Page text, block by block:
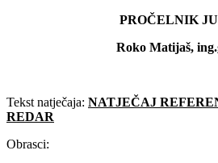
PROČELNIK
Roko Matijaš,
Tekst natječaja: NATJEČAJ
REDAR
Obrasci: